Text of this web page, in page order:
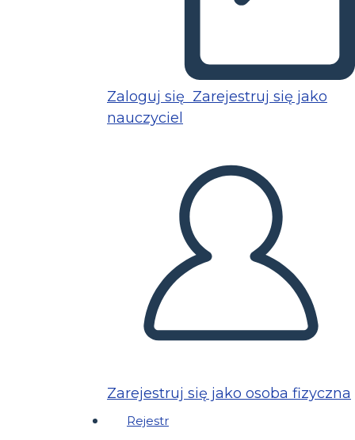
Zaloguj się Zarejestruj się jako
nauczyciel
Zarejestruj się jako osoba fizyczna
Rejestr